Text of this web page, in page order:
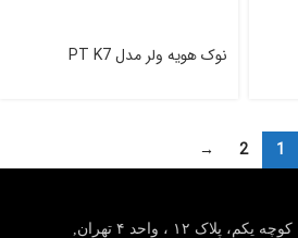
نوک هویه ولر مدل PT K7
1
2
→
پلاک ۱۲ ، واحد ۴
تهران,